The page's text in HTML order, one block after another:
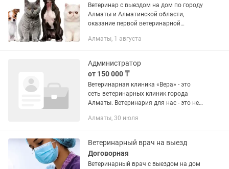
Ветеринар с выездом на дом по городу
Алматы и Алматинской области,
оказание первой ветеринарной
манипуляции, диагностика, лечение
телефону...
Алматы, 1 августа
Администратор
от 150 000 ₸
Ветеринарная клиника «Вера» - это
сеть ветеринарных клиник города
Алматы. Ветеринария для нас - это не
команды. В связи с активным
Алматы, 30 июля
Ветеринарный врач на выезд
Договорная
Ветеринарный врач с выездом на дом